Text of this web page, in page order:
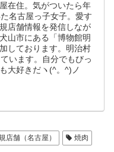
在住。気がついたら年
名古屋っ子女子。愛す
店舗情報を発信しなが
山市にある「博物館明
しております。明治村
います。自分でもびっ
大好きだヽ(^。^)ノ
店舗（名古屋） 焼肉